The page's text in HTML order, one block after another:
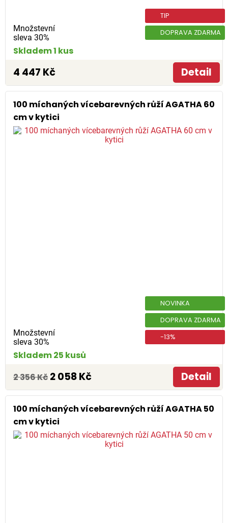
Množstevní
sleva 30%
TIP
DOPRAVA ZDARMA
Skladem 1 kus
4 447 Kč Detail
100 míchaných vícebarevných růží AGATHA 60
cm v kytici
Množstevní
sleva 30%
NOVINKA
DOPRAVA ZDARMA
-13%
Skladem 25 kusů
2 356 Kč 2 058 Kč Detail
100 míchaných vícebarevných růží AGATHA 50
cm v kytici